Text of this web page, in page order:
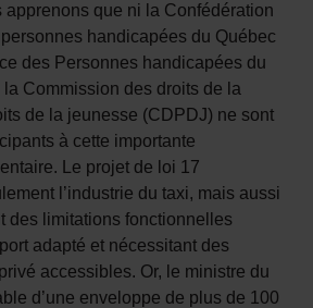
apprenons que ni la Confédération
handicapées du Québec
des Personnes handicapées du
Commission des droits de la
de la jeunesse (CDPDJ) ne sont
à cette importante
Le projet de loi 17
l’industrie du taxi, mais aussi
des limitations fonctionnelles
adapté et nécessitant des
accessibles. Or, le ministre du
d’une enveloppe de plus de 100